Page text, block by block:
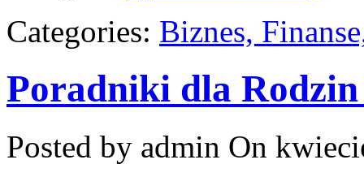
Categories: Biznes,
Poradniki dla
Posted by admin On